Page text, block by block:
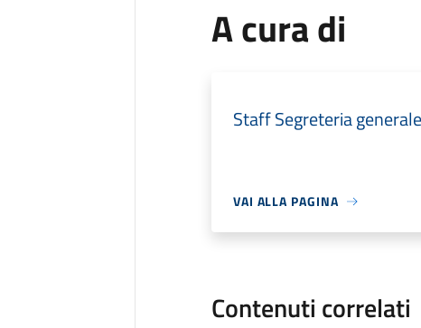
A cura di
Staff Segreteria generale
VAI ALLA PAGINA
Contenuti correlati